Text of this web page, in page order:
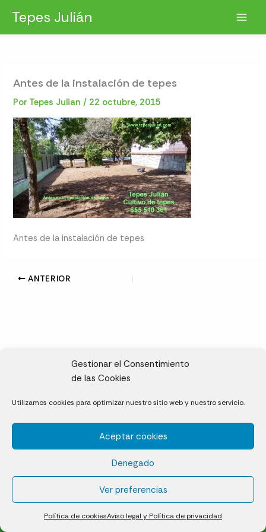
Gestionar el Consentimiento
de las Cookies
Utilizamos cookies para optimizar nuestro sitio web y nuestro servicio.
Aceptar cookies
Denegado
Ver preferencias
Política de cookiesAviso legal y Política de privacidad
contenido
Tepes Julián
Antes de la instalación de tepes
Por Tepes Julian/ 22 octubre, 2015
Antes de la instalación de tepes
ANTERIOR
Cáceres
Césped natural en tepes
Política de cookies (UE)
Aviso legal y Política de privacidad
¿Quiénes somos?
Contacto